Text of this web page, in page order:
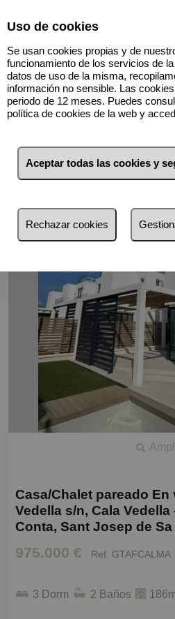
Volver
Casa/Chalet pareado En
Vedella s/n, Cala Vedella
Conta, Sant Josep de Sa
975.000 € Ref. GTAFCALMA
3 Dorm 2 Baños
Uso de cookies
Se usan cookies propias y de
funcionamiento de los servicios de
datos de uso de la misma,
información no sensible. Las
periodo de 12 meses. Puedes
política de cookies de la web y
Aceptar todas las cookies y
Rechazar cookies